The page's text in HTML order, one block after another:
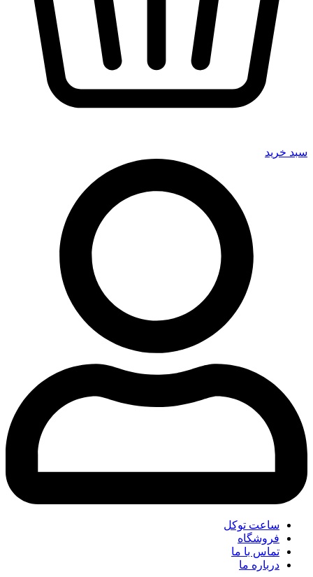
سبد خرید
ساعت توکل
فروشگاه
تماس با ما
درباره ما